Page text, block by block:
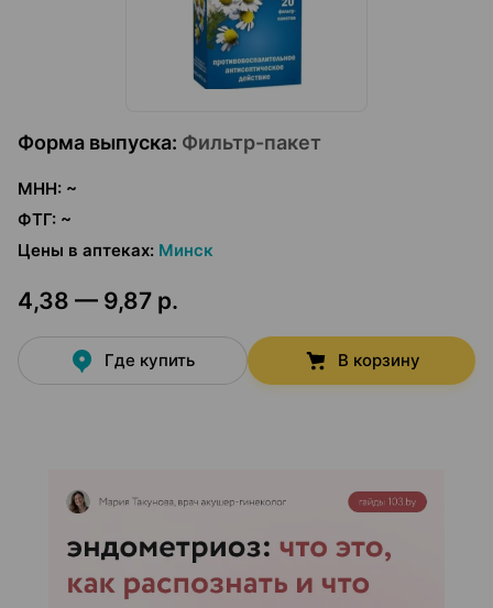
Форма выпуска: Фильтр-пакет
МНН: ~
ФТГ: ~
Цены в аптеках: Минск
4,38 — 9,87 р.
Где купить В корзину